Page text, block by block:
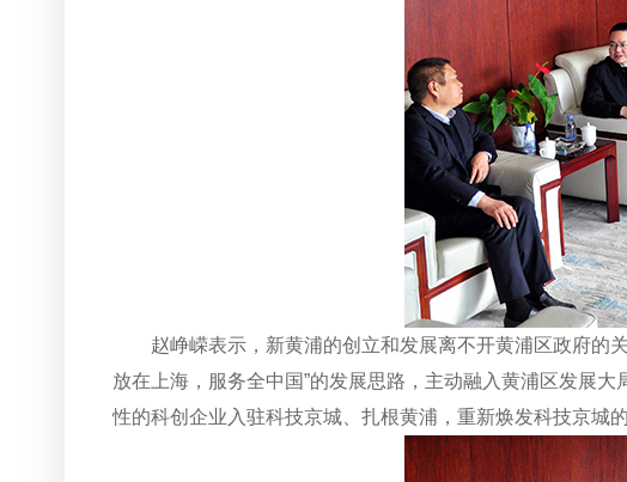
赵峥嵘表示，新黄浦的创立和发展离不开黄浦区政府的
放在上海，服务全中国”的发展思路，主动融入黄浦区发展
性的科创企业入驻科技京城、扎根黄浦，重新焕发科技京城